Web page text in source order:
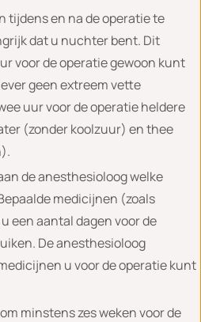
tijdens en na de operatie te
dat u nuchter bent. Dit
voor de operatie gewoon kunt
geen extreem vette
uur voor de operatie heldere
(zonder koolzuur) en thee
de anesthesioloog welke
medicijnen (zoals
een aantal dagen voor de
De anesthesioloog
u voor de operatie kunt
minstens zes weken voor de